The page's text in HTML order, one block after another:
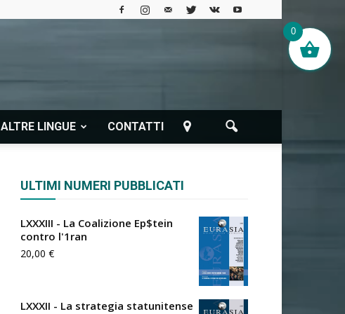
ALTRE LINGUE CONTATTI
ULTIMI NUMERI PUBBLICATI
LXXXIII - La Coalizione Ep$tein
contro l'1ran
20,00 €
LXXXII - La strategia statunitense
0